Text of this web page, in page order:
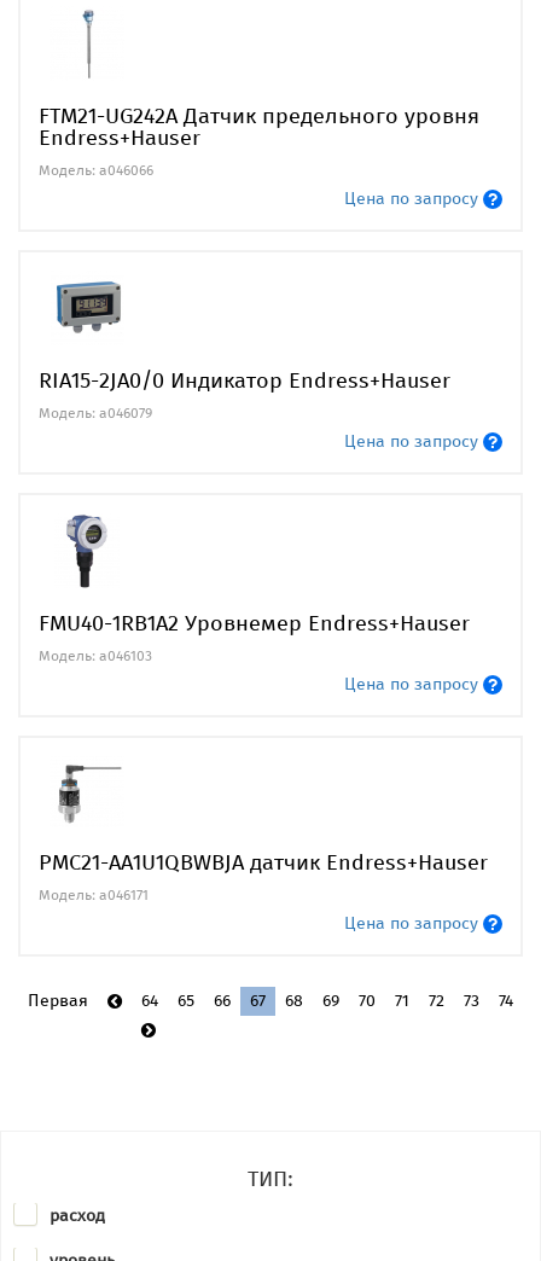
FTM21-UG242A Датчик предельного уровня
Endress+Hauser
Модель: a046066
Цена по запросу
RIA15-2JA0/0 Индикатор Endress+Hauser
Модель: a046079
Цена по запросу
FMU40-1RB1A2 Уровнемер Endress+Hauser
Модель: a046103
Цена по запросу
PMC21-AA1U1QBWBJA датчик Endress+Hauser
Модель: a046171
Цена по запросу
Первая 64 65 66 67 68 69 70 71 72 73 74
ТИП:
расход